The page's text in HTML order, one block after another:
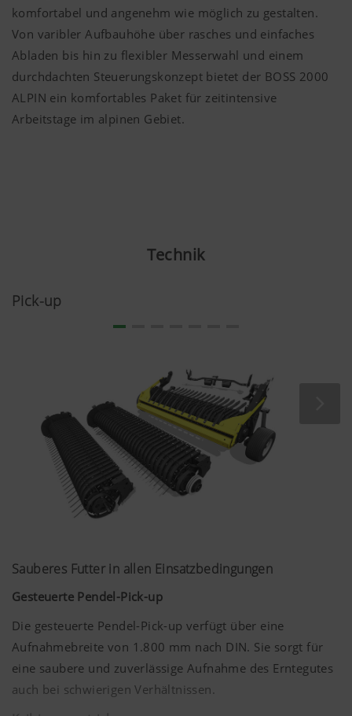
komfortabel und angenehm wie möglich zu gestalten.
Von varibler Aufbauhöhe über rasches und einfaches
Abladen bis hin zu flexibler Messerwahl und einem
durchdachten Steuerungskonzept bietet der BOSS 2000
ALPIN ein komfortables Paket für zeitintensive
Arbeitstage im alpinen Gebiet.
Technik
Pick-up
Sauberes Futter in allen Einsatzbedingungen
Gesteuerte Pendel-Pick-up
Die gesteuerte Pendel-Pick-up verfügt über eine
Aufnahmebreite von 1.800 mm nach DIN. Sie sorgt für
eine saubere und zuverlässige Aufnahme des Erntegutes
auch bei schwierigen Verhältnissen.